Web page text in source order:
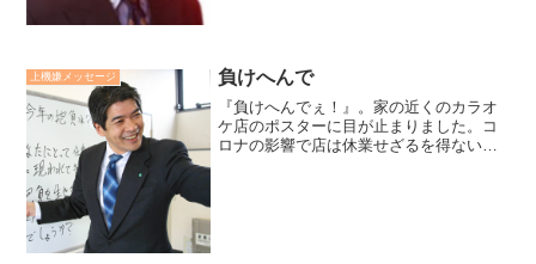
上機嫌メッセージ 負けへんで
『負けへんでぇ！』。家の近くのカラオ
ケ店のポスターに目が止まりました。コ
ロナの影響で店は休業せざるを得ない状